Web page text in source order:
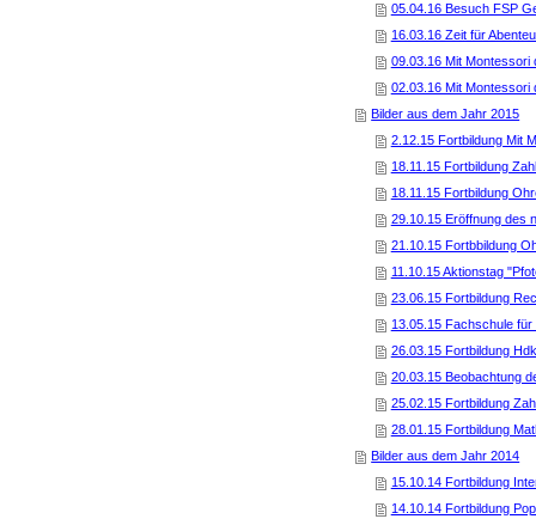
05.04.16 Besuch FSP
16.03.16 Zeit für
09.03.16 Mit Montessori
02.03.16 Mit Montessori
Bilder aus dem Jahr 2015
2.12.15 Fortbildung Mit
18.11.15 Fortbildung
18.11.15 Fortbildung
29.10.15 Eröffnung des
21.10.15 Fortbbildung
11.10.15 Aktionstag
23.06.15 Fortbildung
13.05.15 Fachschule
26.03.15 Fortbildung
20.03.15 Beobachtung
25.02.15 Fortbildung
28.01.15 Fortbildung
Bilder aus dem Jahr 2014
15.10.14 Fortbildung
14.10.14 Fortbildung